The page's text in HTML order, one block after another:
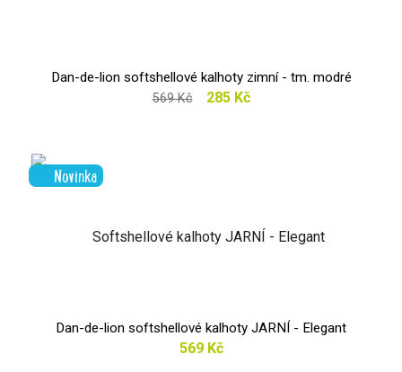
Dan-de-lion softshellové kalhoty zimní - tm. modré
569 Kč 285 Kč
Novinka
Dan-de-lion softshellové kalhoty JARNÍ - Elegant
569 Kč